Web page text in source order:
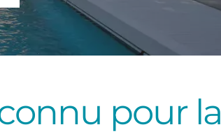
pour la